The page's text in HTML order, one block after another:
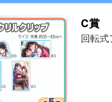
C賞
回転式